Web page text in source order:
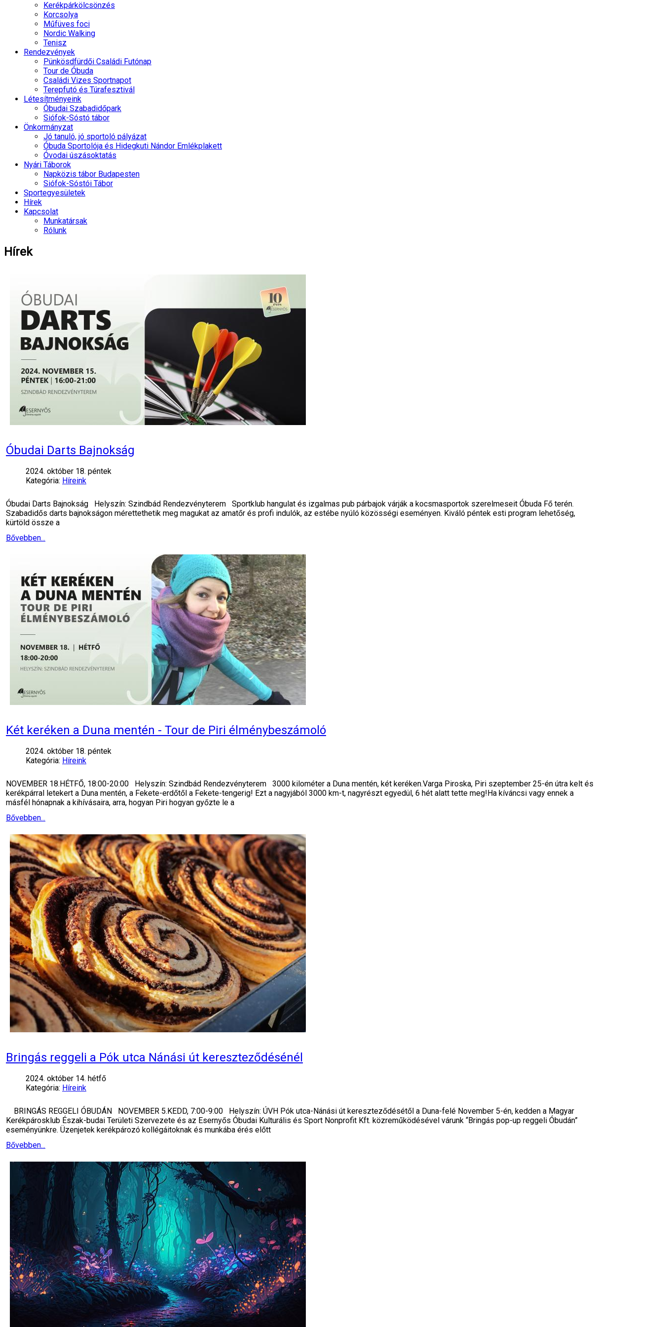
Kerékpárkölcsönzés
Korcsolya
Műfüves foci
Nordic Walking
Tenisz
Rendezvények
Pünkösdfürdői Családi Futónap
Tour de Óbuda
Családi Vizes Sportnapot
Terepfutó és Túrafesztivál
Létesítményeink
Óbudai Szabadidőpark
Siófok-Sóstó tábor
Önkormányzat
Jó tanuló, jó sportoló pályázat
Óbuda Sportolója és Hidegkuti Nándor Emlékplakett
Óvodai úszásoktatás
Nyári Táborok
Napközis tábor Budapesten
Siófok-Sóstói Tábor
Sportegyesületek
Hírek
Kapcsolat
Munkatársak
Rólunk
Hírek
Óbudai Darts Bajnokság
2024. október 18. péntek
Kategória: Híreink
Óbudai Darts Bajnokság Helyszín: Szindbád Rendezvényterem Sportklub hangulat és izgalmas pub párbajok várják a kocsmasportok szerelmeseit Óbuda Fő terén.
Szabadidős darts bajnokságon mérettethetik meg magukat az amatőr és profi indulók, az estébe nyúló közösségi eseményen. Kiváló péntek esti program lehetőség,
kürtöld össze a
Bővebben...
Két keréken a Duna mentén - Tour de Piri élménybeszámoló
2024. október 18. péntek
Kategória: Híreink
NOVEMBER 18.HÉTFŐ, 18:00-20:00 Helyszín: Szindbád Rendezvényterem 3000 kilométer a Duna mentén, két keréken.Varga Piroska, Piri szeptember 25-én útra kelt és
kerékpárral letekert a Duna mentén, a Fekete-erdőtől a Fekete-tengerig! Ezt a nagyjából 3000 km-t, nagyrészt egyedül, 6 hét alatt tette meg!Ha kíváncsi vagy ennek a
másfél hónapnak a kihívásaira, arra, hogyan Piri hogyan győzte le a
Bővebben...
Bringás reggeli a Pók utca Nánási út kereszteződésénél
2024. október 14. hétfő
Kategória: Híreink
BRINGÁS REGGELI ÓBUDÁN NOVEMBER 5.KEDD, 7:00-9:00 Helyszín: ÚVH Pók utca-Nánási út kereszteződésétől a Duna-felé November 5-én, kedden a Magyar
Kerékpárosklub Észak-budai Területi Szervezete és az Esernyős Óbudai Kulturális és Sport Nonprofit Kft. közreműködésével várunk “Bringás pop-up reggeli Óbudán”
eseményünkre. Üzenjetek kerékpározó kollégáitoknak és munkába érés előtt
Bővebben...